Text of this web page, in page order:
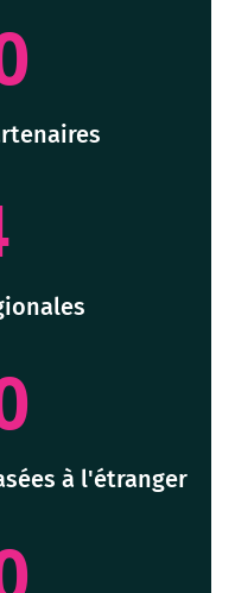
à l'étranger